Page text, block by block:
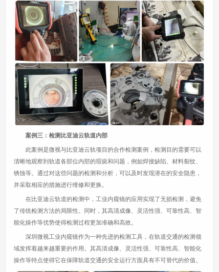
案例三：检测比亚迪云轨道内部
此案例是微视与比亚迪云轨项目的合作检测案例，检测目的需要可以
清晰地观察到轨道各部位内部的瑕疵和问题，例如焊接缺陷、材料裂纹、
锈蚀等。通过对这些问题的检测和分析，可以及时发现潜在的安全隐患，
并采取相应的措施进行维修和更换。
在比亚迪云轨道的检测中，工业内窥镜的应用实现了无损检测，避免
了传统检测方法的局限性。同时，其高清成像、灵活性强、可靠性高、智
能化操作等优势使得检测过程更加准确和高效。
深圳微视工业内窥镜作为一种先进的检测工具，在轨道交通的检测领
域发挥着越来越重要的作用。其高清成像、灵活性强、可靠性高、智能化
操作等特点使得它在保障轨道交通的安全运行方面具有不可替代的价值。